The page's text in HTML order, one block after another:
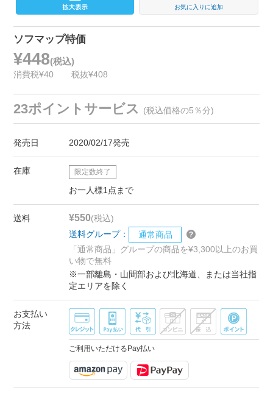
お気に入りに追加
ソフマップ特価
¥448(税込)
消費税¥40 税抜¥408
23ポイントサービス (税込価格の5％分)
発売日 2020/02/17発売
在庫 限定数終了
お一人様1点まで
送料 ¥550(税込)
送料グループ：
通常商品
「通常商品」グループの商品を¥3,300以上のお買
い物で無料
※一部離島・山間部および北海道、または当社指
定エリアを除く
お支払い
方法
ご利用いただけるPay払い